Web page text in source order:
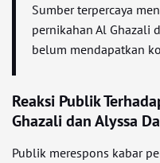
Sumber terpercaya
pernikahan Al Ghazali
belum mendapatkan
Reaksi Publik
Ghazali dan Alyssa
Publik merespons kabar